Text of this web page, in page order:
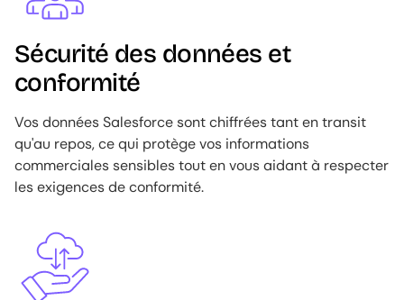
Sécurité des données et
conformité
Vos données Salesforce sont chiffrées tant en transit
qu'au repos, ce qui protège vos informations
commerciales sensibles tout en vous aidant à respecter
les exigences de conformité.
Image